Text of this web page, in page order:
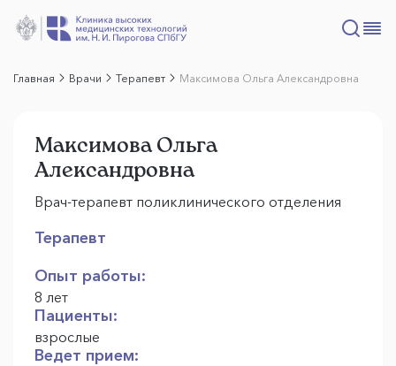
Главная Врачи Терапевт Максимова Ольга Александровна
Максимова Ольга
Александровна
Врач-терапевт поликлинического отделения
Терапевт
Опыт работы:
8 лет
Пациенты:
взрослые
Ведет прием: